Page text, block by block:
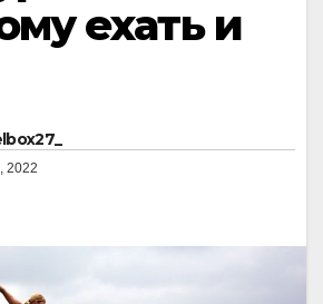
ехать и
2022